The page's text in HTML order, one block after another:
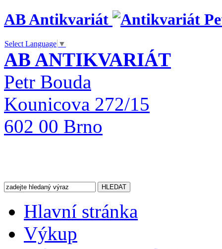
AB Antikvariát
Select Language ▼
AB ANTIKVARIÁT
Petr Bouda
Kounicova 272/15
602 00 Brno
Hlavní stránka
Výkup